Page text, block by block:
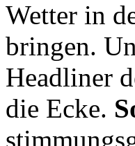
Wetter in
bringen.
Headliner
die Ecke.